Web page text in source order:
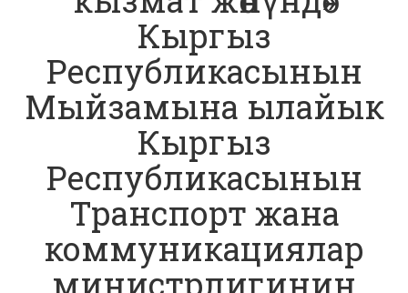
Кыргыз
Республикасынын
Мыйзамына ылайык
Кыргыз
Республикасынын
Транспорт жана
коммуникациялар
министрлигинин